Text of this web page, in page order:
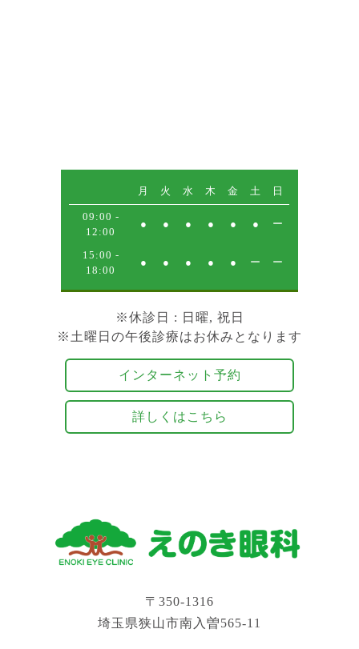
月 火 水 木 金 土 日
09:00 -
12:00
● ● ● ● ● ● ー
15:00 -
18:00
● ● ● ● ● ー ー
※休診日
: 日曜, 祝日
※土曜日の午後診療はお休みとなります
インターネット予約
詳しくはこちら
〒350-1316
埼玉県狭山市南入曽565-11